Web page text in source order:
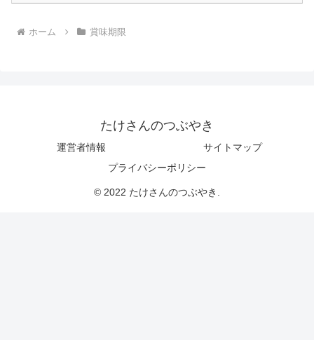
ホーム 賞味期限
たけさんのつぶやき
運営者情報
サイトマップ
プライバシーポリシー
© 2022 たけさんのつぶやき.